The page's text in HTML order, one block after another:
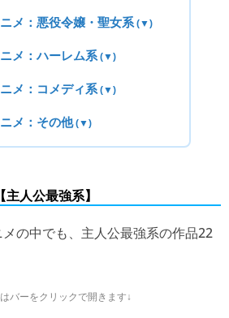
メ：悪役令嬢・聖女系(▼)
メ：ハーレム系(▼)
メ：コメディ系(▼)
メ：その他(▼)
人公最強系】
の中でも、主人公最強系の作品22
バーをクリックで開きます↓